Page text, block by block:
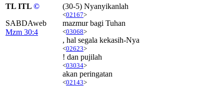
TL ITL ©
SABDAweb
Mzm 30:4
(30-5) Nyanyikanlah
<02167>
mazmur bagi Tuhan
<03068>
, hal segala kekasih-Nya
<02623>
! dan pujilah
<03034>
akan peringatan
<02143>